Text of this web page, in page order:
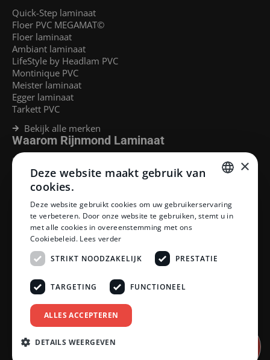
Quick-Step laminaat
Floer PVC MEGAMAT©
Floer laminaat
Ambiant laminaat
LifeStyle by Headlam PVC
Montinique PVC
Meister laminaat
Egger laminaat
Tarkett PVC
Bekijk alle merken
Waarom Rijnmond Laminaat
Legservice
Laminaat Capelle aan den Ijssel
Laminaat voor vloerverwarming
Klantenservice
Betaalmethoden
Openingstijden showroom
Afhalen en bezorgen
Retourprocedure
Veelgestelde vragen
Legservice
Neem contact op
Reviewpolicy
Privacy policy
Algemene voorwaarden
DUTCH
×
Deze website maakt gebruik van
cookies.
Deze website gebruikt cookies om uw gebruikerservaring
te verbeteren. Door onze website te gebruiken, stemt u in
met alle cookies in overeenstemming met ons
Cookiebeleid. Lees verder
STRIKT NOODZAKELIJK
PRESTATIE
TARGETING FUNCTIONEEL
ALLES ACCEPTEREN
DETAILS WEERGEVEN